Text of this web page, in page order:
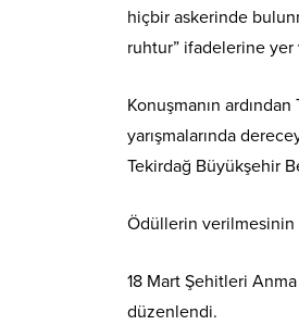
hiçbir askerinde
ruhtur” ifadelerine yer
Konuşmanın
yarışmalarında
Tekirdağ Büyükşehir
Ödüllerin verilmesinin
18 Mart Şehitleri
düzenlendi.